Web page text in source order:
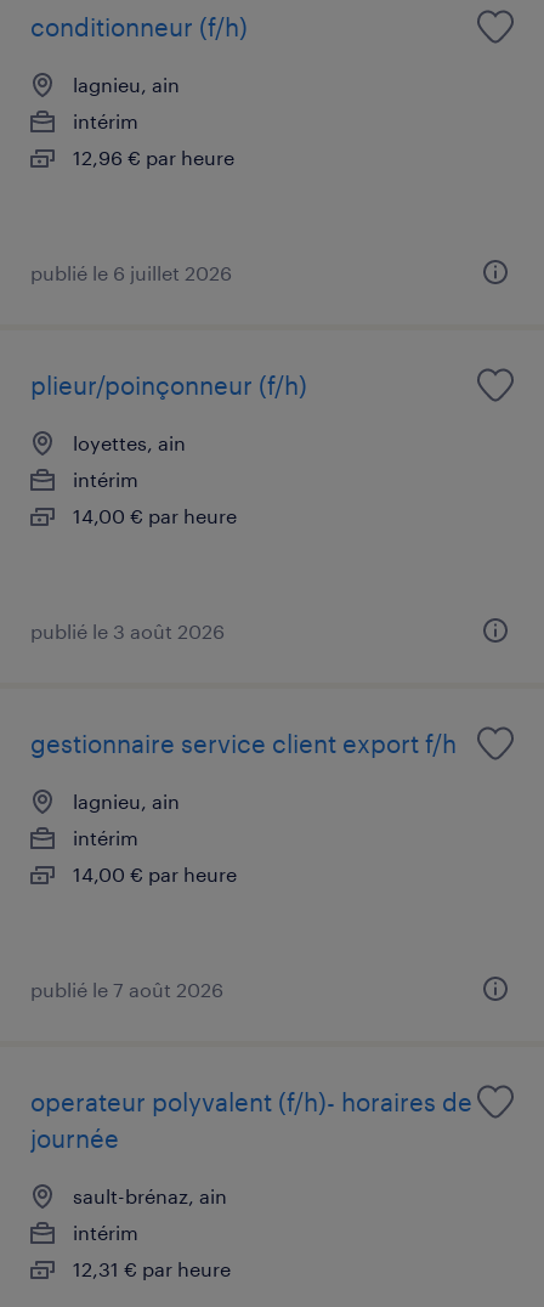
conditionneur (f/h)
lagnieu, ain
intérim
12,96 € par heure
publié le 6 juillet 2026
plieur/poinçonneur (f/h)
loyettes, ain
intérim
14,00 € par heure
publié le 3 août 2026
gestionnaire service client export f/h
lagnieu, ain
intérim
14,00 € par heure
publié le 7 août 2026
operateur polyvalent (f/h)- horaires de
journée
sault-brénaz, ain
intérim
12,31 € par heure